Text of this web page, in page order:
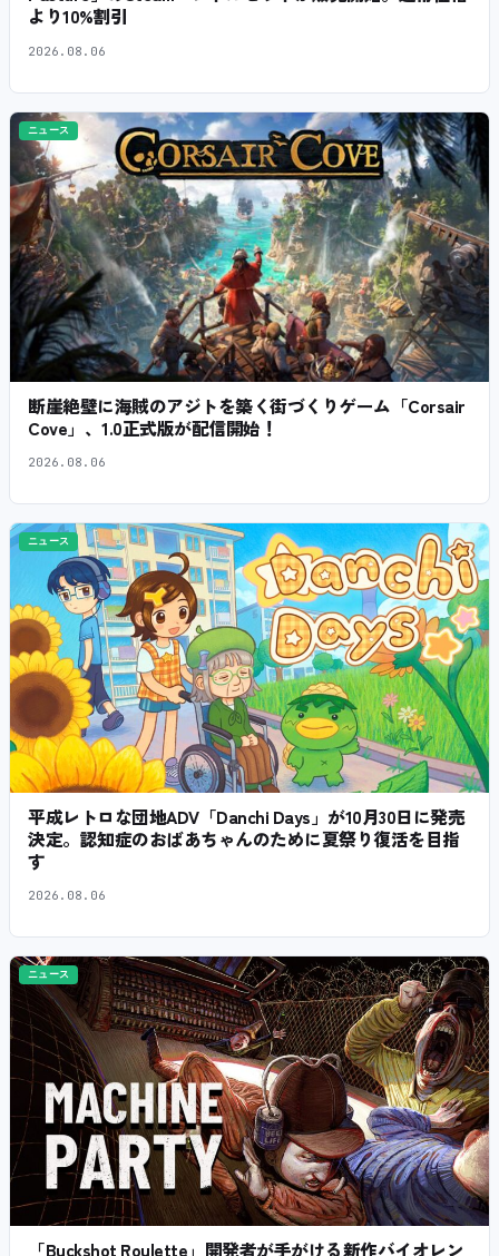
より10%割引
2026.08.06
ニュース
断崖絶壁に海賊のアジトを築く街づくりゲーム「Corsair
Cove」、1.0正式版が配信開始！
2026.08.06
ニュース
平成レトロな団地ADV「Danchi Days」が10月30日に発売
決定。認知症のおばあちゃんのために夏祭り復活を目指
す
2026.08.06
ニュース
「Buckshot Roulette」開発者が手がける新作バイオレン